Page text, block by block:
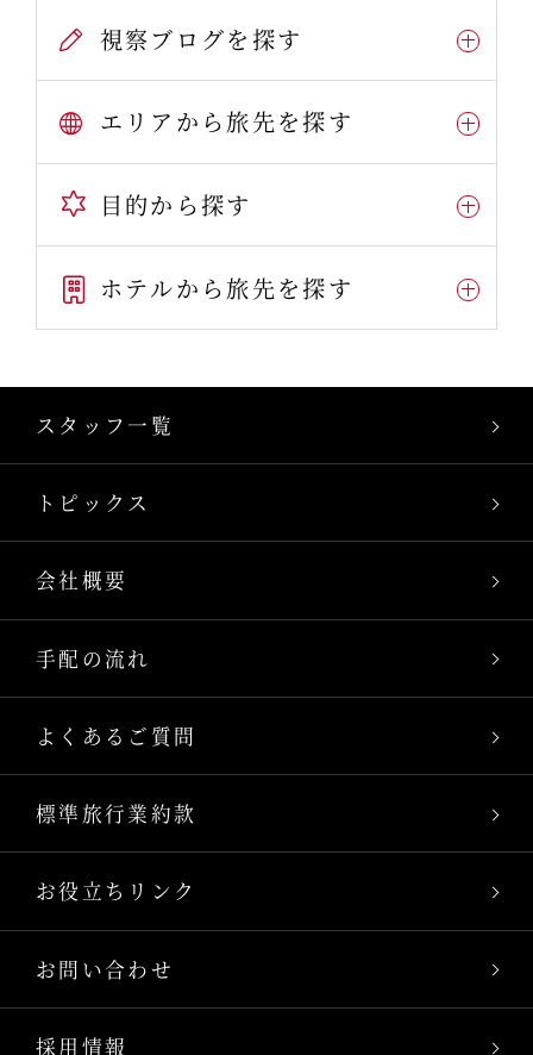
視察ブログを探す
エリアから旅先を探す
目的から探す
ホテルから旅先を探す
スタッフ一覧
トピックス
会社概要
手配の流れ
よくあるご質問
標準旅行業約款
お役立ちリンク
お問い合わせ
採用情報